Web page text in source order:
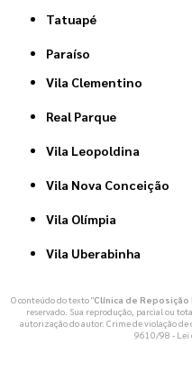
Tatuapé
Paraíso
Vila Clementino
Real Parque
Vila Leopoldina
Vila Nova Conceição
Vila Olímpia
Vila Uberabinha
O conteúdo do texto "Clínica de Reposição
reservado. Sua reprodução, parcial ou
autorização do autor. Crime de violação
9610/98 - Lei